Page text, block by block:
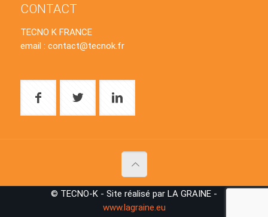
CONTACT
TECNO K FRANCE
email : contact@tecnok.fr
© TECNO-K - Site réalisé par LA GRAINE -
www.lagraine.eu